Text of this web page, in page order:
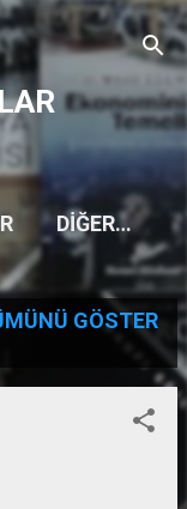
DIĞER…
GÖSTER